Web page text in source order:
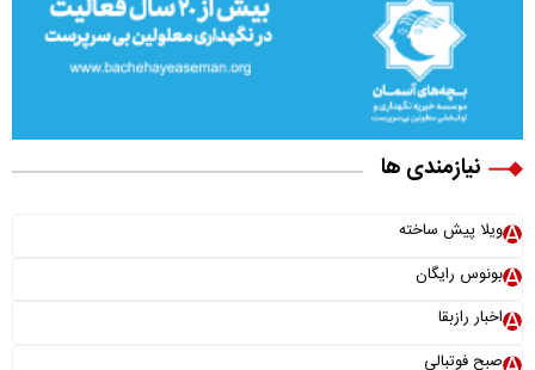
نیازمندی ها
ویلا پیش ساخته
بونوس رایگان
اخبار رازبقا
صبح فوتبالی